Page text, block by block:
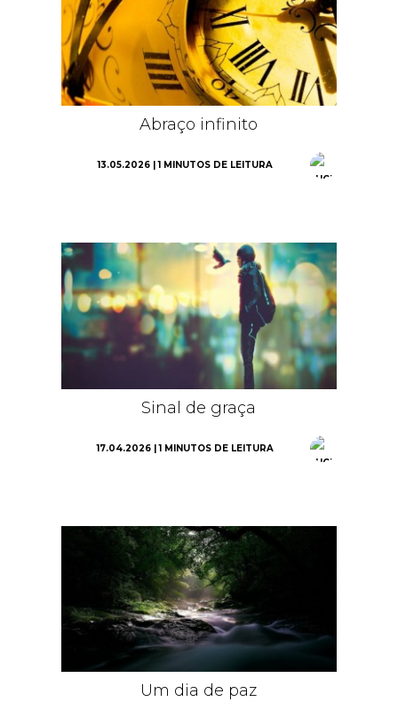
Abraço infinito
13.05.2026 | 1 MINUTOS DE LEITURA
Sinal de graça
17.04.2026 | 1 MINUTOS DE LEITURA
Um dia de paz